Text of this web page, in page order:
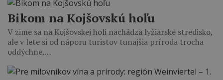
Bikom na Kojšovskú hoľu
V zime sa na Kojšovskej holi nachádza lyžiarske stredisko,
ale v lete si od náporu turistov tunajšia príroda trocha
oddýchne.…